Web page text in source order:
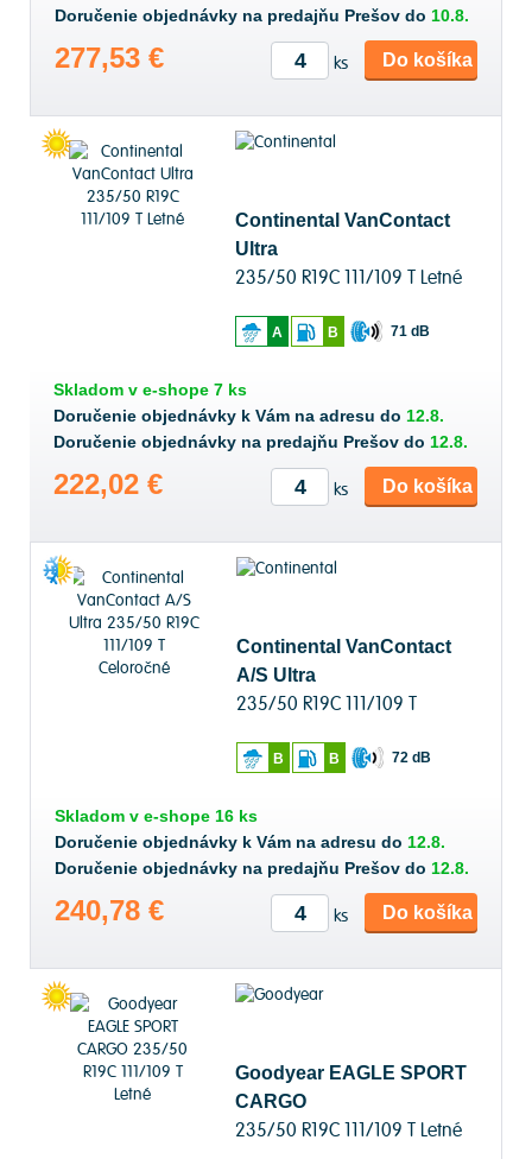
Doručenie objednávky na predajňu Prešov do 10.8.
277,53 € ks Do košíka
Continental VanContact
Ultra
235/50 R19C 111/109 T Letné
A B 71 dB
Skladom v e-shope 7 ks
Doručenie objednávky k Vám na adresu do 12.8.
Doručenie objednávky na predajňu Prešov do 12.8.
222,02 € ks Do košíka
Continental VanContact
A/S Ultra
235/50 R19C 111/109 T
B B 72 dB
Skladom v e-shope 16 ks
Doručenie objednávky k Vám na adresu do 12.8.
Doručenie objednávky na predajňu Prešov do 12.8.
240,78 € ks Do košíka
Goodyear EAGLE SPORT
CARGO
235/50 R19C 111/109 T Letné